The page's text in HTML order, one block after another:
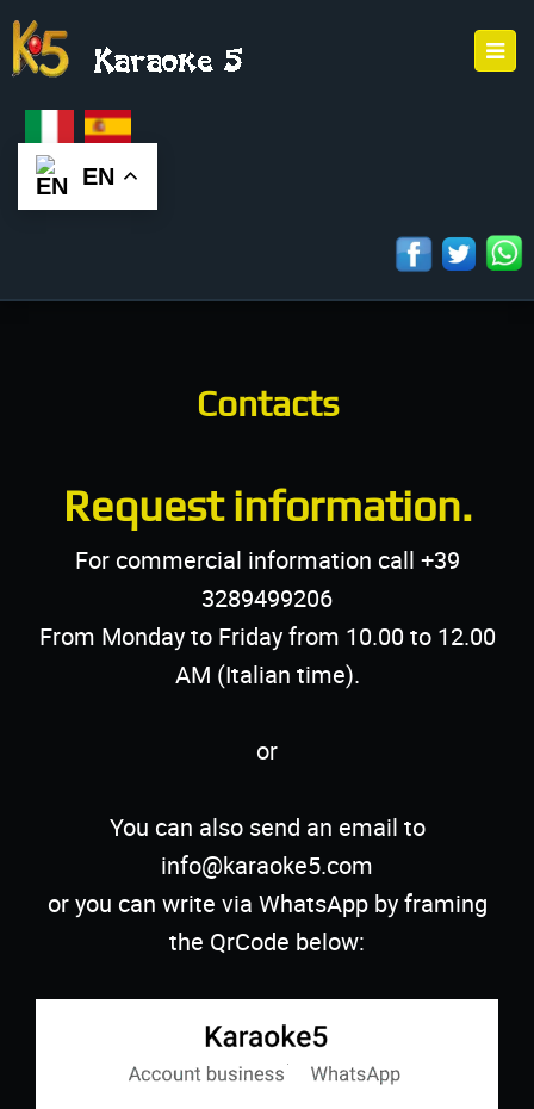
EN
Contacts
Request information.
For commercial information call +39
3289499206
From Monday to Friday from 10.00 to 12.00
AM (Italian time).
or
You can also send an email to
info@karaoke5.com
or you can write via WhatsApp by framing
the QrCode below: